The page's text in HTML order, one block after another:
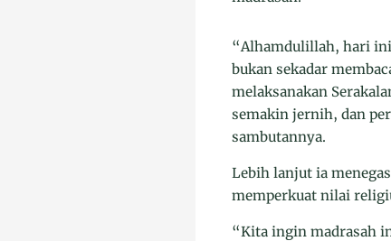
“Alhamdulillah, hari
bukan sekadar
melaksanakan
semakin jernih, dan
sambutannya.
Lebih lanjut ia
memperkuat nilai
“Kita ingin madrasah